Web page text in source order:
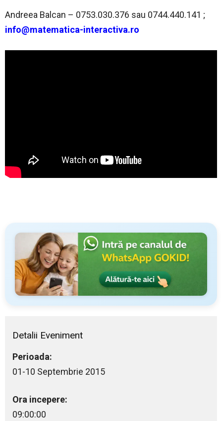
Andreea Balcan – 0753.030.376 sau 0744.440.141 ;
info@matematica-interactiva.ro
Detalii Eveniment
Perioada:
01-10 Septembrie 2015
Ora incepere:
09:00:00